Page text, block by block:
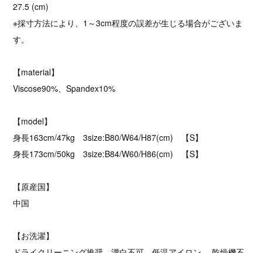
27.5 (cm)
※採寸方法により、1～3cm程度の誤差が生じる場合がございま
す。
【material】
Viscose90%、Spandex10%
【model】
身長163cm/47kg 3size:B80/W64/H87(cm) 【S】
身長173cm/50kg 3size:B84/W60/H86(cm) 【S】
【原産国】
中国
【お洗濯】